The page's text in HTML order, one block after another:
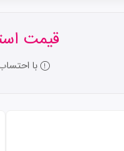
قیمت
با